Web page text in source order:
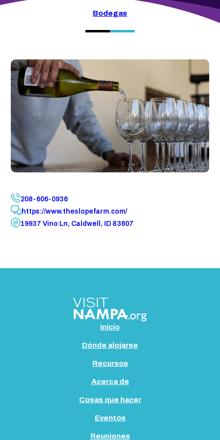
Bodegas
208-606-0936
https://www.theslopefarm.com/
19937 Vino Ln, Caldwell, ID 83607
Inicio
Dónde alojarse
Recursos
Acerca de
Cosas que hacer
Eventos
Reuniones